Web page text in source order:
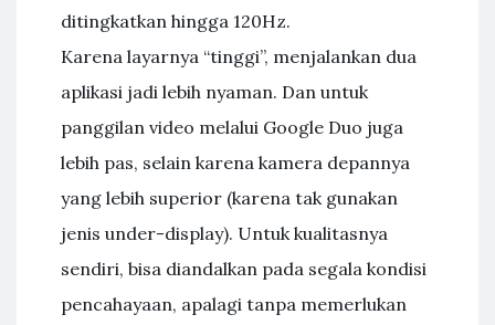
ditingkatkan hingga 120Hz.
Karena layarnya “tinggi”, menjalankan dua
aplikasi jadi lebih nyaman. Dan untuk
panggilan video melalui Google Duo juga
lebih pas, selain karena kamera depannya
yang lebih superior (karena tak gunakan
jenis under-display). Untuk kualitasnya
sendiri, bisa diandalkan pada segala kondisi
pencahayaan, apalagi tanpa memerlukan